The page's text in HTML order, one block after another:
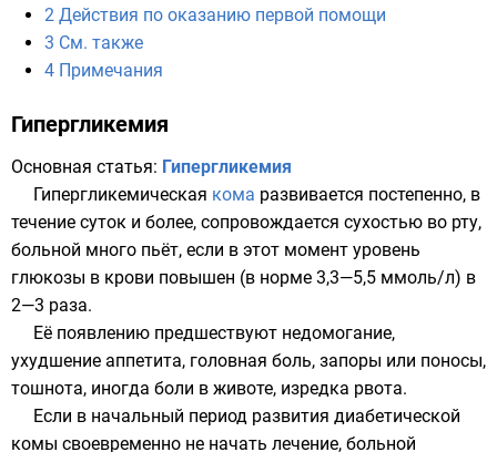
2 Действия по оказанию первой помощи
3 См. также
4 Примечания
Гипергликемия
Основная статья: Гипергликемия
Гипергликемическая кома развивается постепенно, в
течение суток и более, сопровождается сухостью во рту,
больной много пьёт, если в этот момент уровень
глюкозы в крови повышен (в норме 3,3—5,5 ммоль/л) в
2—3 раза.
Её появлению предшествуют недомогание,
ухудшение аппетита, головная боль, запоры или поносы,
тошнота, иногда боли в животе, изредка рвота.
Если в начальный период развития диабетической
комы своевременно не начать лечение, больной